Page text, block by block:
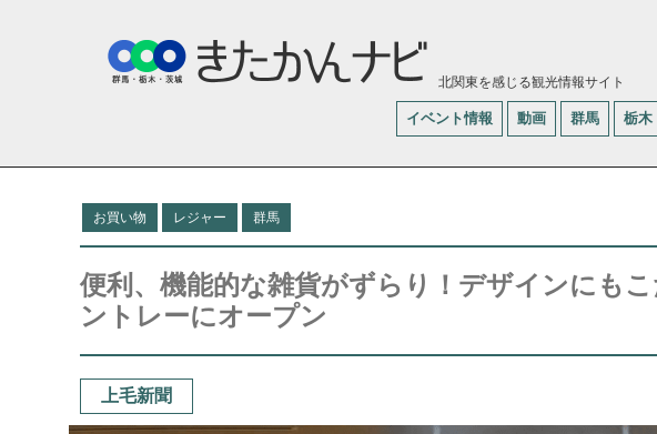
北関東を感じる観光情報サイト
イベント情報 動画 群馬 栃木
お買い物 レジャー 群馬
便利、機能的な雑貨がずらり！デザインにも
ントレーにオープン
上毛新聞